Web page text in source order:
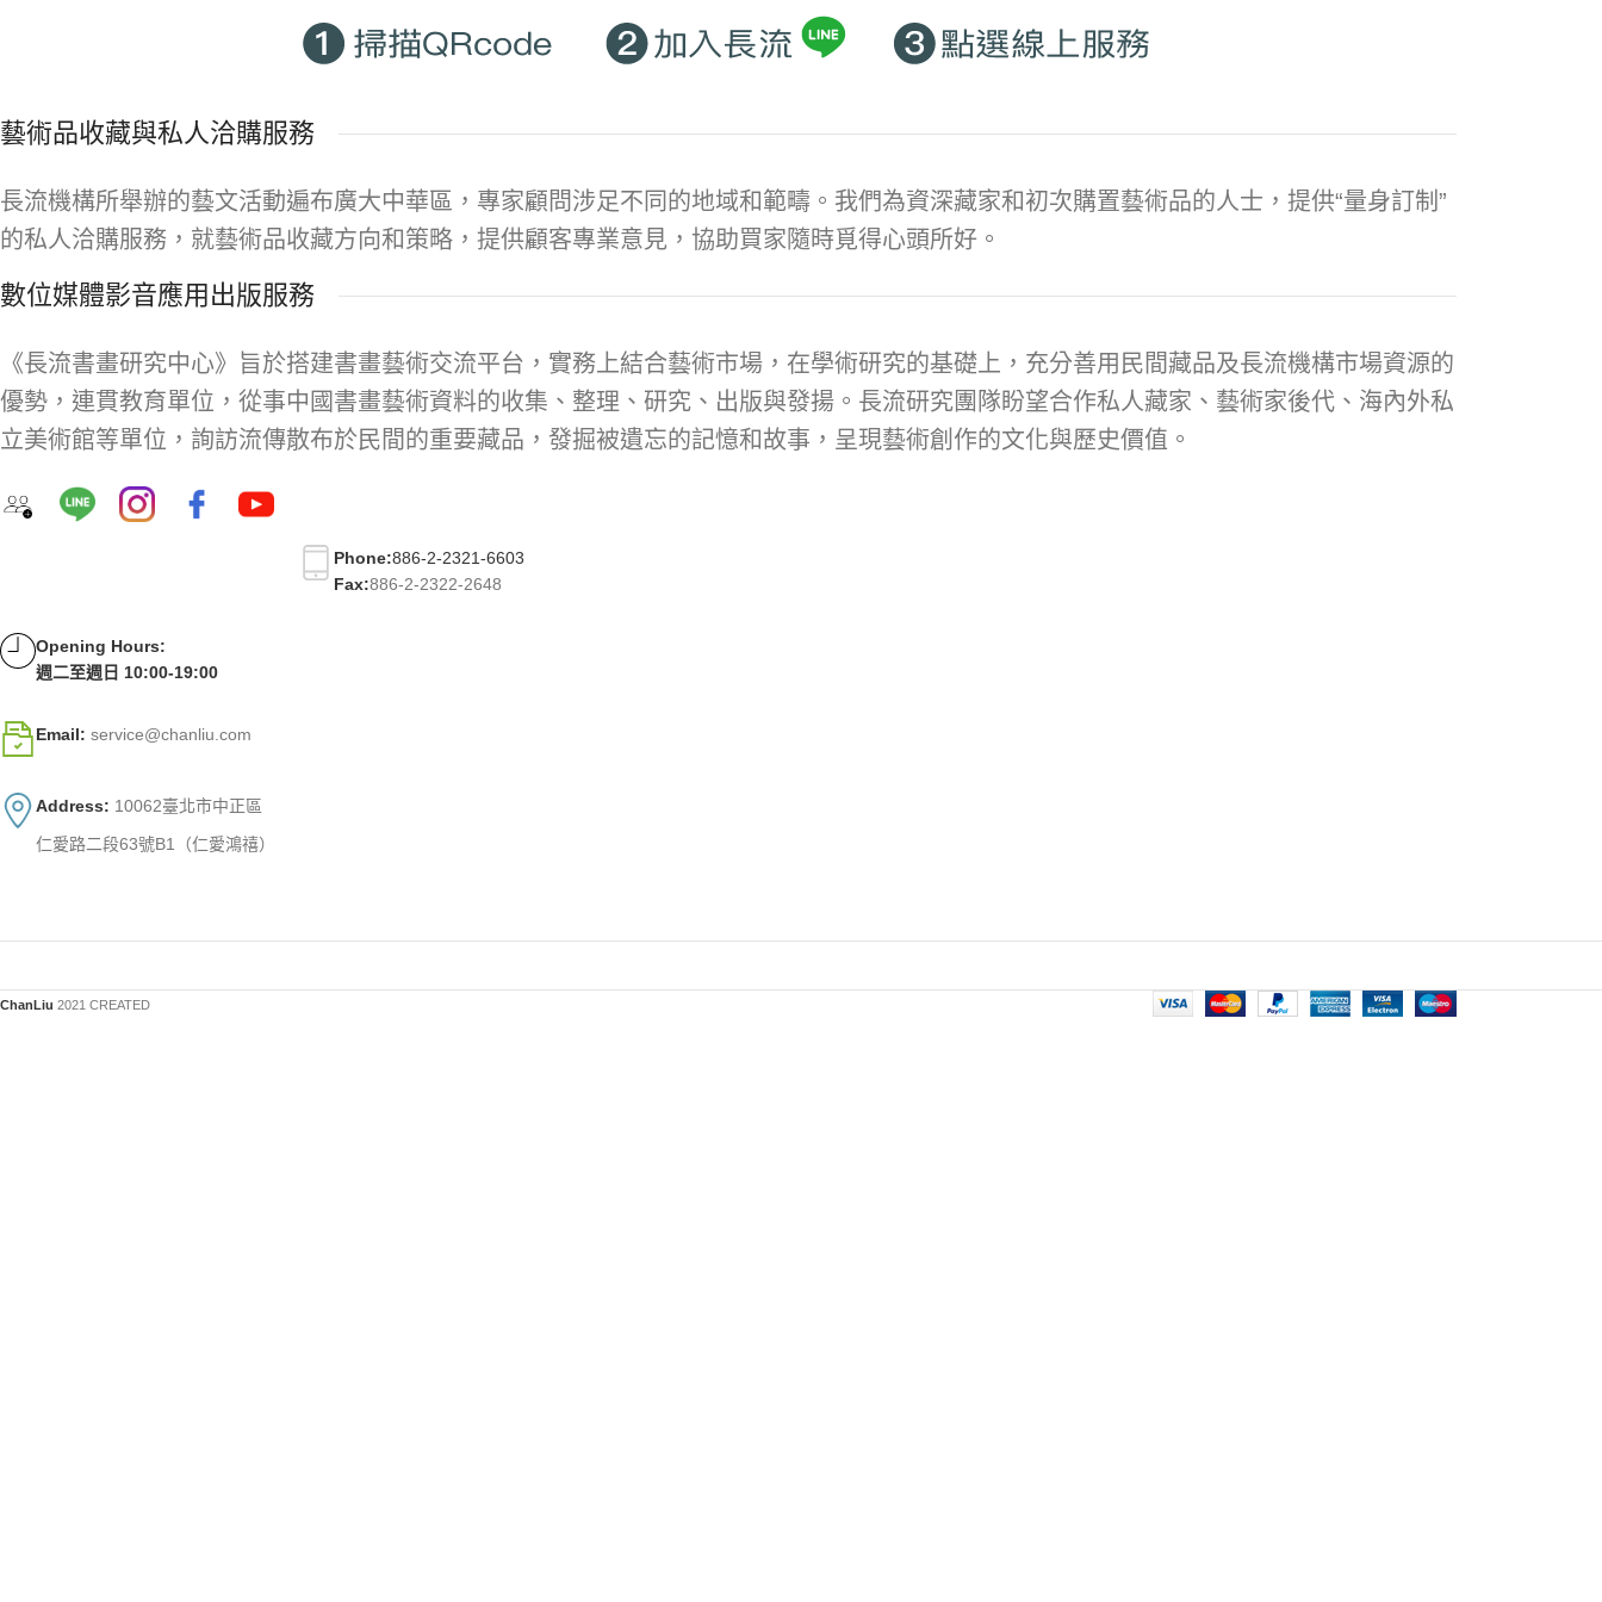
藝術品收藏與私人洽購服務
長流機構所舉辦的藝文活動遍布廣大中華區，專家顧問涉足不同的地域和範疇。我們為資深藏家和初次購置藝術品的人士，提供“量身訂制”
的私人洽購服務，就藝術品收藏方向和策略，提供顧客專業意見，協助買家隨時覓得心頭所好。
數位媒體影音應用出版服務
《長流書畫研究中心》旨於搭建書畫藝術交流平台，實務上結合藝術市場，在學術研究的基礎上，充分善用民間藏品及長流機構市場資源的
優勢，連貫教育單位，從事中國書畫藝術資料的收集、整理、研究、出版與發揚。長流研究團隊盼望合作私人藏家、藝術家後代、海內外私
立美術館等單位，詢訪流傳散布於民間的重要藏品，發掘被遺忘的記憶和故事，呈現藝術創作的文化與歷史價值。
Phone:886-2-2321-6603
Fax:886-2-2322-2648
Opening Hours:
週二至週日 10:00-19:00
Email: service@chanliu.com
Address: 10062臺北市中正區
仁愛路二段63號B1（仁愛鴻禧）
ChanLiu 2021 CREATED